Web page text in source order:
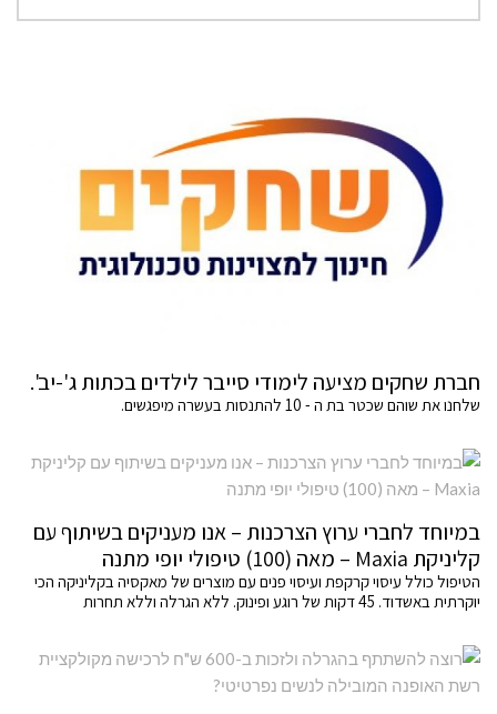
חברת שחקים מציעה לימודי סייבר לילדים בכתות ג'-יב'.
שלחנו את שוהם שכטר בת ה - 10 להתנסות בעשרה מיפגשים.
במיוחד לחברי ערוץ הצרכנות – אנו מעניקים בשיתוף עם
קליניקת Maxia – מאה (100) טיפולי יופי מתנה
הטיפול כולל עיסוי קרקפת ועיסוי פנים עם מוצרים של מאקסיה בקליניקה הכי
יוקרתית באשדוד. 45 דקות של רוגע ופינוק. ללא הגרלה וללא תחרות